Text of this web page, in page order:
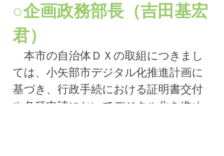
○企画政務部長（吉田基宏
君）
本市の自治体ＤＸの取組につきまし
ては、小矢部市デジタル化推進計画に
基づき、行政手続における証明書交付
や各種申請においてデジタル化を進め